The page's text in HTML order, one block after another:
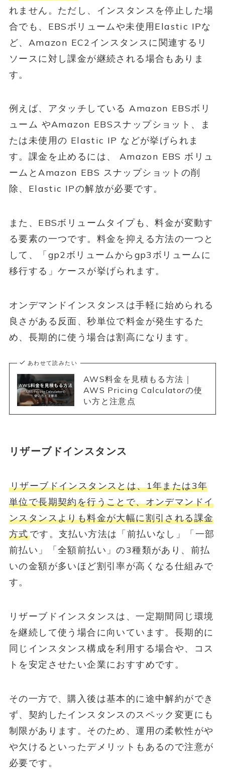
れません。ただし、インスタンスを停止した場
合でも、EBSボリュームや未使用Elastic IPな
ど、Amazon EC2インスタンスに関連するリ
ソースに対し課金が継続される場合もありま
す。
例えば、アタッチしている Amazon EBSボリ
ューム やAmazon EBSスナップショット、ま
たは未使用の Elastic IP などが挙げられま
す。課金を止めるには、 Amazon EBS ボリュ
ームとAmazon EBS スナップショットの削
除、Elastic IPの解放が必要です。
また、EBSボリュームタイプも、料金が変動す
る要素の一つです。料金を抑える方法の一つと
して、「gp2ボリュームからgp3ボリュームに
移行する」ケースが挙げられます。
オンデマンドインスタンスは手軽に始められる
良さがある反面、秒単位で料金が発生するた
め、長期的に使う場合は割高になります。
あわせて読みたい
AWS料金を見積もる方法｜
AWS Pricing Calculatorの使
い方と注意点
リザーブドインスタンス
リザーブドインスタンスとは、1年または3年
単位で長期契約を行うことで、オンデマンドイ
ンスタンスよりも料金が大幅に割引される課金
方式です。支払い方法は「前払いなし」「一部
前払い」「全額前払い」の3種類があり、前払
いの金額が多いほど割引率が高くなる仕組みで
す。
リザーブドインスタンスは、一定期間同じ環境
を継続して使う場合に向いています。長期的に
同じインスタンス構成を利用する場合や、コス
トを安定させたい企業におすすめです。
その一方で、購入後は基本的に途中解約ができ
ず、契約したインスタンスのスペック変更にも
制限があります。そのため、運用の柔軟性がや
や欠けるといったデメリットもあるので注意が
必要です。